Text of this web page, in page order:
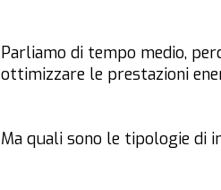
Parliamo di tempo medio,
ottimizzare le prestazioni
Ma quali sono le tipologie di